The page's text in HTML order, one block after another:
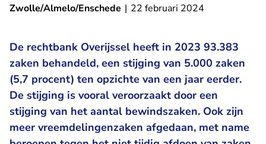
Zwolle/Almelo/Enschede | 22 februari 2024
De rechtbank Overijssel heeft in 2023 93.383
zaken behandeld, een stijging van 5.000 zaken
(5,7 procent) ten opzichte van een jaar eerder.
De stijging is vooral veroorzaakt door een
stijging van het aantal bewindszaken. Ook zijn
meer vreemdelingenzaken afgedaan, met name